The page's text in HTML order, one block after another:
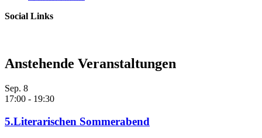
Social Links
Anstehende Veranstaltungen
Sep. 8
17:00 - 19:30
5.Literarischen Sommerabend